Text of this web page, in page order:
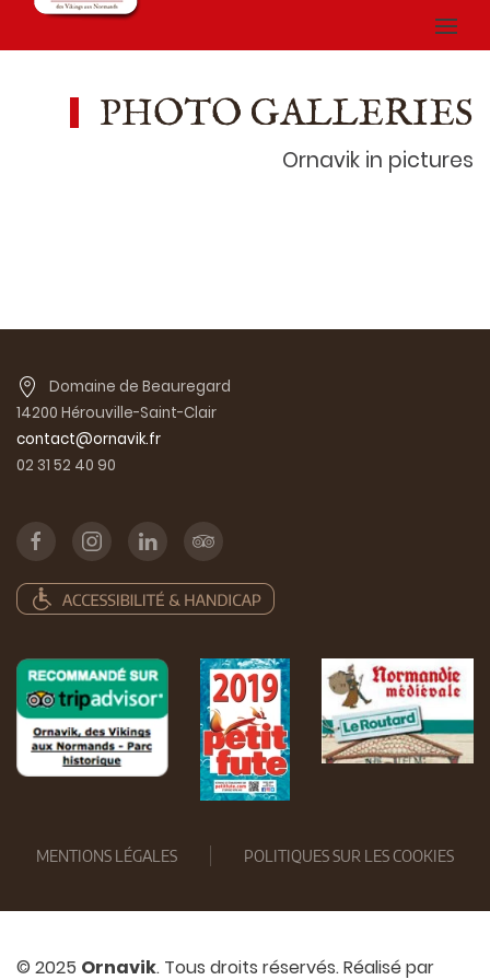
PHOTO GALLERIES
Ornavik in pictures
Domaine de Beauregard
14200 Hérouville-Saint-Clair
contact@ornavik.fr
02 31 52 40 90
MENTIONS LÉGALES POLITIQUES SUR LES COOKIES
© 2025 Ornavik. Tous droits réservés. Réalisé par